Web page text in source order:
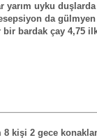
yarım uyku
da
bardak çay 4,75
8 kişi 2 gece